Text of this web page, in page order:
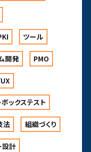
ツール
開発 PMO
ックステスト
法 組織づくり
設計